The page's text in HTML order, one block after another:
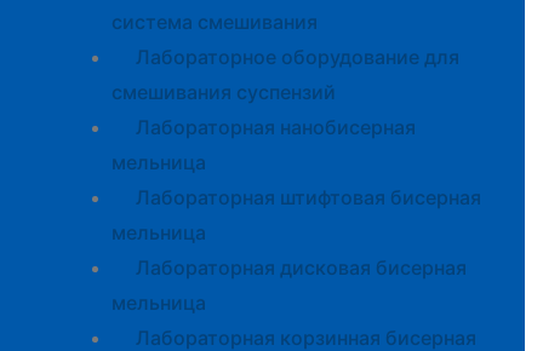
система смешивания
Лабораторное оборудование для
смешивания суспензий
Лабораторная нанобисерная
мельница
Лабораторная штифтовая бисерная
мельница
Лабораторная дисковая бисерная
мельница
Лабораторная корзинная бисерная